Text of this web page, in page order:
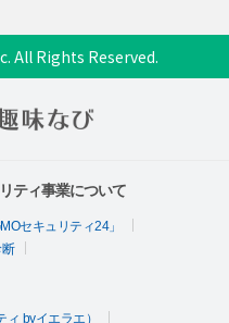
All Rights Reserved.